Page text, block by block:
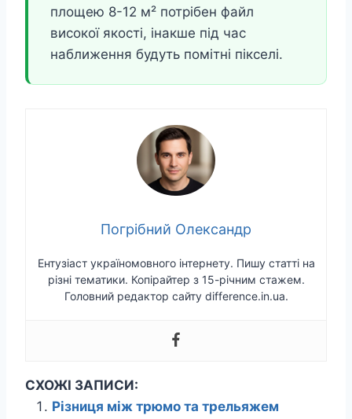
площею 8-12 м² потрібен файл
високої якості, інакше під час
наближення будуть помітні пікселі.
Погрібний Олександр
Ентузіаст україномовного інтернету. Пишу статті на
різні тематики. Копірайтер з 15-річним стажем.
Головний редактор сайту difference.in.ua.
СХОЖІ ЗАПИСИ:
Різниця між трюмо та трельяжем